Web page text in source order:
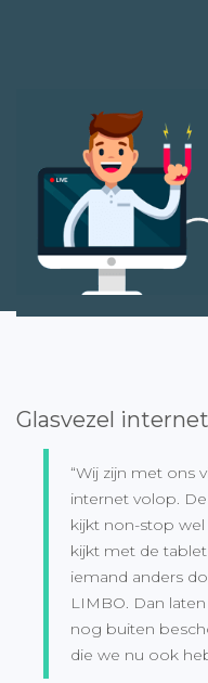
Glasvezel
“Wij zijn met ons
internet volop.
kijkt non-stop
kijkt met de tablet
iemand anders
LIMBO. Dan
nog buiten
die we nu ook